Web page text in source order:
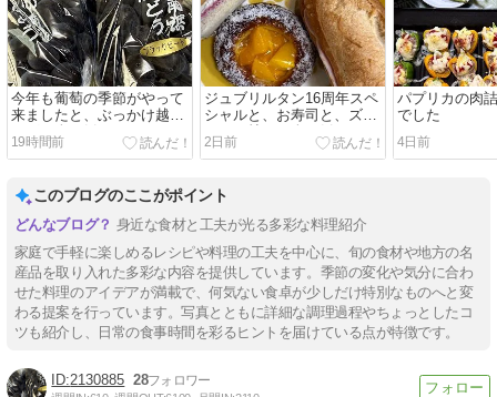
今年も葡萄の季節がやって
来ましたと、ぶっかけ越前
そばの夕ご飯
19時間前
ジュブリルタン16周年スペ
シャルと、お寿司と、ズッ
キーニ炒めの夕ご飯
2日前
パプリカの肉
でした
4日前
このブログのここがポイント
身近な食材と工夫が光る多彩な料理紹介
家庭で手軽に楽しめるレシピや料理の工夫を中心に、旬の食材や地方の名
産品を取り入れた多彩な内容を提供しています。季節の変化や気分に合わ
せた料理のアイデアが満載で、何気ない食卓が少しだけ特別なものへと変
わる提案を行っています。写真とともに詳細な調理過程やちょっとしたコ
ツも紹介し、日常の食事時間を彩るヒントを届けている点が特徴です。
2130885 28